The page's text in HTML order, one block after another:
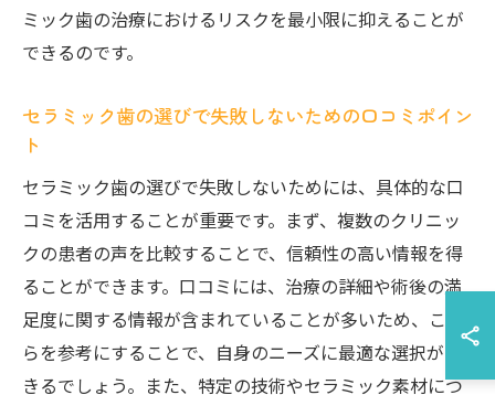
ミック歯の治療におけるリスクを最小限に抑えることが
できるのです。
セラミック歯の選びで失敗しないための口コミポイン
ト
セラミック歯の選びで失敗しないためには、具体的な口
コミを活用することが重要です。まず、複数のクリニッ
クの患者の声を比較することで、信頼性の高い情報を得
ることができます。口コミには、治療の詳細や術後の満
足度に関する情報が含まれていることが多いため、これ
らを参考にすることで、自身のニーズに最適な選択がで
きるでしょう。また、特定の技術やセラミック素材につ